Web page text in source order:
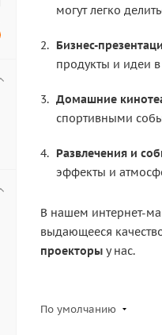
могут легко
Бизнес-
продукты и идеи
Домашние
спортивными
Развлечения и
эффекты и
В нашем интернет-
выдающееся
проекторы у нас.
По умолчанию